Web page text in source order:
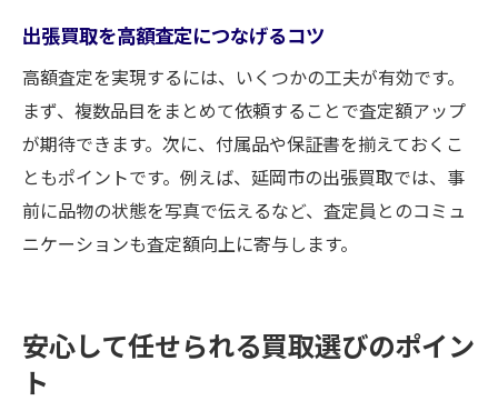
出張買取を高額査定につなげるコツ
高額査定を実現するには、いくつかの工夫が有効です。
まず、複数品目をまとめて依頼することで査定額アップ
が期待できます。次に、付属品や保証書を揃えておくこ
ともポイントです。例えば、延岡市の出張買取では、事
前に品物の状態を写真で伝えるなど、査定員とのコミュ
ニケーションも査定額向上に寄与します。
安心して任せられる買取選びのポイン
ト